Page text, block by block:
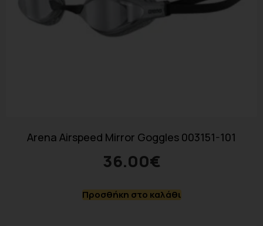
Arena Airspeed Mirror Goggles 003151-101
36.00€
Προσθήκη στο καλάθι